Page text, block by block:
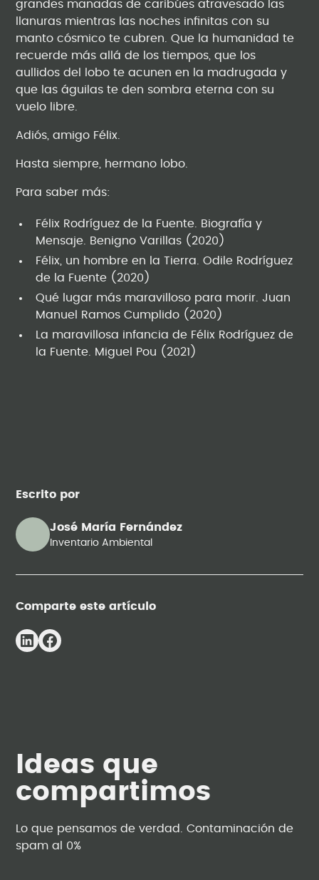
Escrito por
José María Fernández
Inventario Ambiental
Comparte este artículo
grandes manadas de caribúes atravesado las
llanuras mientras las noches infinitas con su
manto cósmico te cubren. Que la humanidad te
recuerde más allá de los tiempos, que los
aullidos del lobo te acunen en la madrugada y
que las águilas te den sombra eterna con su
vuelo libre.
Adiós, amigo Félix.
Hasta siempre, hermano lobo.
Para saber más:
Félix Rodríguez de la Fuente. Biografía y
Mensaje. Benigno Varillas (2020)
Félix, un hombre en la Tierra. Odile Rodríguez
de la Fuente (2020)
Qué lugar más maravilloso para morir. Juan
Manuel Ramos Cumplido (2020)
La maravillosa infancia de Félix Rodríguez de
la Fuente. Miguel Pou (2021)
Ideas que
compartimos
Lo que pensamos de verdad. Contaminación de
spam al 0%